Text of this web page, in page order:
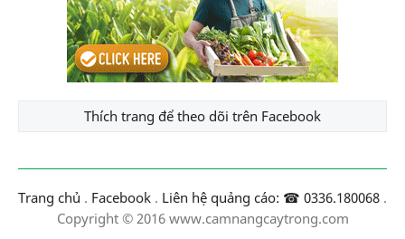
Thích trang để theo dõi trên Facebook
Trang chủ . Facebook . Liên hệ quảng cáo: ☎ 0336.180068 .
Copyright © 2016 www.camnangcaytrong.com